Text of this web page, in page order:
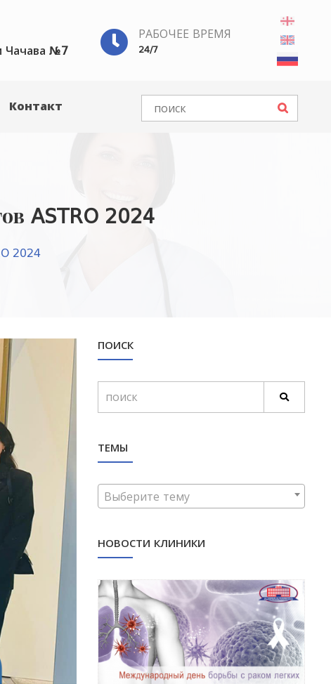
РАБОЧЕЕ ВРЕМЯ
24/7
Чачава №7
Контакт
ASTRO 2024
2024
ПОИСК
ТЕМЫ
Выберите тему
НОВОСТИ КЛИНИКИ